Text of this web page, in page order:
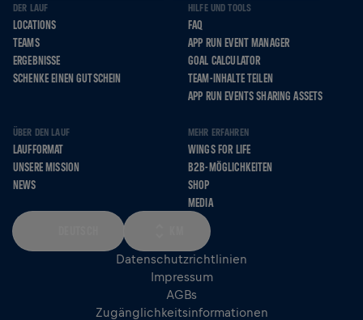
DER LAUF
LOCATIONS
TEAMS
ERGEBNISSE
SCHENKE EINEN GUTSCHEIN
HILFE UND TOOLS
FAQ
APP RUN EVENT MANAGER
GOAL CALCULATOR
TEAM-INHALTE TEILEN
APP RUN EVENTS SHARING ASSETS
ÜBER DEN LAUF
LAUFFORMAT
UNSERE MISSION
NEWS
MEHR ERFAHREN
WINGS FOR LIFE
B2B-MÖGLICHKEITEN
SHOP
MEDIA
Datenschutzrichtlinien
Impressum
AGBs
Zugänglichkeitsinformationen